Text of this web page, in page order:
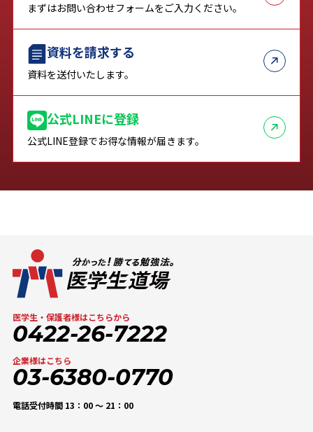
まずはお問い合わせフォームをご入力ください。
資料を請求する
資料を送付いたします。
公式LINEに登録
公式LINE登録でお得な情報が届きます。
医学生・保護者様はこちらから
0422-26-7222
企業様はこちら
03-6380-0770
電話受付時間 13：00 〜 21：00